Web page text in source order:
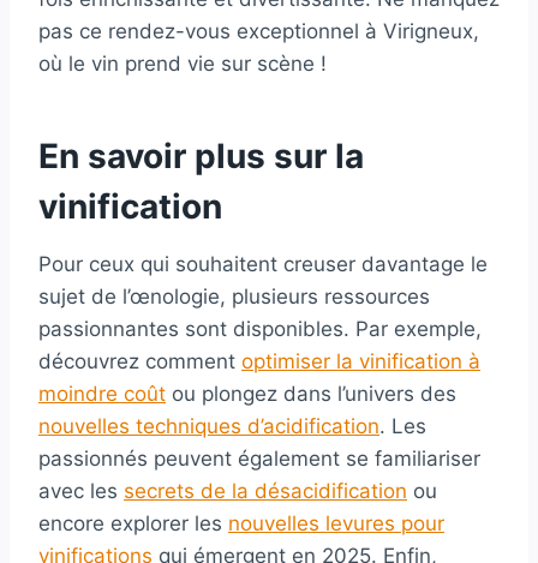
pas ce rendez-vous exceptionnel à Virigneux,
où le vin prend vie sur scène !
En savoir plus sur la
vinification
Pour ceux qui souhaitent creuser davantage le
sujet de l’œnologie, plusieurs ressources
passionnantes sont disponibles. Par exemple,
découvrez comment optimiser la vinification à
moindre coût ou plongez dans l’univers des
nouvelles techniques d’acidification. Les
passionnés peuvent également se familiariser
avec les secrets de la désacidification ou
encore explorer les nouvelles levures pour
vinifications qui émergent en 2025. Enfin,